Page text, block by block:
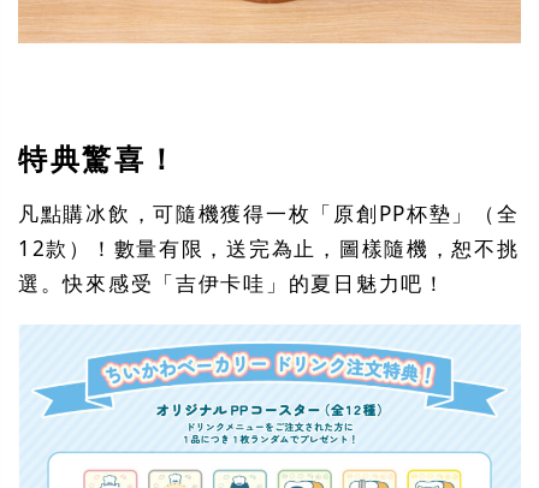
特典驚喜！
凡點購冰飲，可隨機獲得一枚「原創PP杯墊」（全
12款）！數量有限，送完為止，圖樣隨機，恕不挑
選。快來感受「吉伊卡哇」的夏日魅力吧！